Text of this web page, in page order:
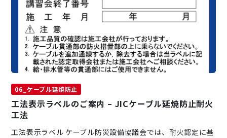
サステナビリティ JICの環境Works
IR情報
06_ケーブル延焼防止
工法表示ラベルのご案内 – JICケーブル延焼防止耐火
工法
工法表示ラベル ケーブル防災設備協議会では、耐火認定に基